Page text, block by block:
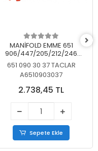
MANİFOLD EMME 651
906/447/205/212/246
KELEBEKSİZ
651 090 30 37 TACLAR
A6510903037
2.738,45 TL
Sepete Ekle